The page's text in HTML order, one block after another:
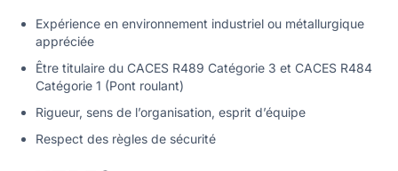
Expérience en environnement industriel ou métallurgique
appréciée
Être titulaire du CACES R489 Catégorie 3 et CACES R484
Catégorie 1 (Pont roulant)
Rigueur, sens de l’organisation, esprit d’équipe
Respect des règles de sécurité